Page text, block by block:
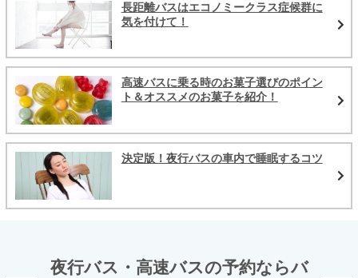
長距離バスはエコノミークラス症候群に
気を付けて！
高速バスに乗る時のお菓子選びのポイン
ト＆オススメのお菓子を紹介！
決定版！夜行バスの車内で睡眠するコツ
夜行バス・高速バスの予約ならバ